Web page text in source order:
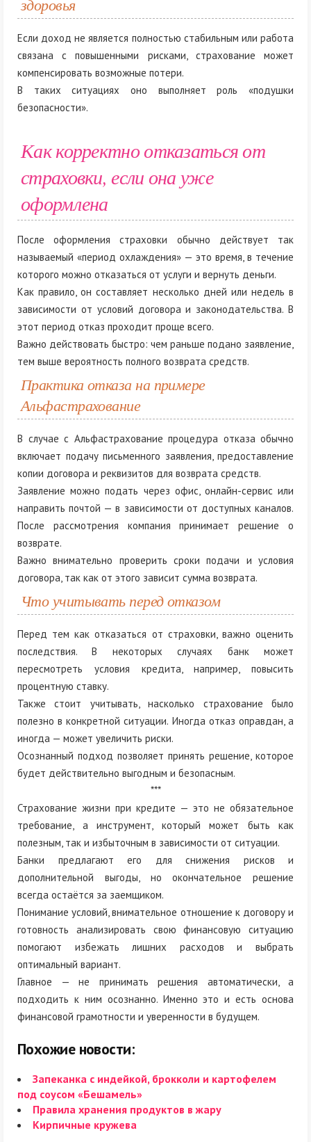
здоровья
Если доход не является полностью стабильным или работа
связана с повышенными рисками, страхование может
компенсировать возможные потери.
В таких ситуациях оно выполняет роль «подушки
безопасности».
Как корректно отказаться от
страховки, если она уже
оформлена
После оформления страховки обычно действует так
называемый «период охлаждения» — это время, в течение
которого можно отказаться от услуги и вернуть деньги.
Как правило, он составляет несколько дней или недель в
зависимости от условий договора и законодательства. В
этот период отказ проходит проще всего.
Важно действовать быстро: чем раньше подано заявление,
тем выше вероятность полного возврата средств.
Практика отказа на примере
Альфастрахование
В случае с Альфастрахование процедура отказа обычно
включает подачу письменного заявления, предоставление
копии договора и реквизитов для возврата средств.
Заявление можно подать через офис, онлайн-сервис или
направить почтой — в зависимости от доступных каналов.
После рассмотрения компания принимает решение о
возврате.
Важно внимательно проверить сроки подачи и условия
договора, так как от этого зависит сумма возврата.
Что учитывать перед отказом
Перед тем как отказаться от страховки, важно оценить
последствия. В некоторых случаях банк может
пересмотреть условия кредита, например, повысить
процентную ставку.
Также стоит учитывать, насколько страхование было
полезно в конкретной ситуации. Иногда отказ оправдан, а
иногда — может увеличить риски.
Осознанный подход позволяет принять решение, которое
будет действительно выгодным и безопасным.
***
Страхование жизни при кредите — это не обязательное
требование, а инструмент, который может быть как
полезным, так и избыточным в зависимости от ситуации.
Банки предлагают его для снижения рисков и
дополнительной выгоды, но окончательное решение
всегда остаётся за заемщиком.
Понимание условий, внимательное отношение к договору и
готовность анализировать свою финансовую ситуацию
помогают избежать лишних расходов и выбрать
оптимальный вариант.
Главное — не принимать решения автоматически, а
подходить к ним осознанно. Именно это и есть основа
финансовой грамотности и уверенности в будущем.
Похожие новости:
Запеканка с индейкой, брокколи и картофелем
под соусом «Бешамель»
Правила хранения продуктов в жару
Кирпичные кружева